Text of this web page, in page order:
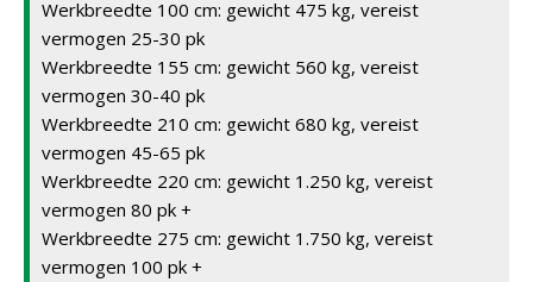
Werkbreedte 100 cm: gewicht 475 kg, vereist
vermogen 25-30 pk
Werkbreedte 155 cm: gewicht 560 kg, vereist
vermogen 30-40 pk
Werkbreedte 210 cm: gewicht 680 kg, vereist
vermogen 45-65 pk
Werkbreedte 220 cm: gewicht 1.250 kg, vereist
vermogen 80 pk +
Werkbreedte 275 cm: gewicht 1.750 kg, vereist
vermogen 100 pk +